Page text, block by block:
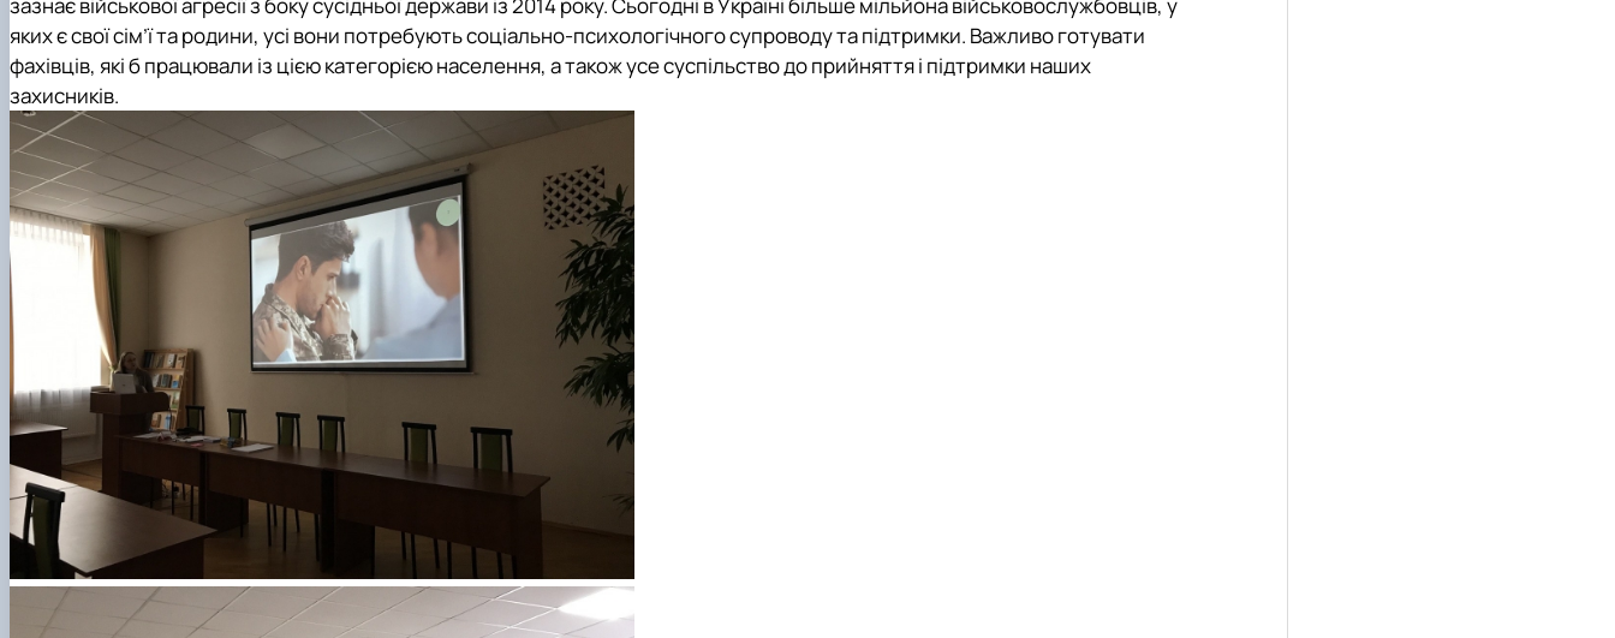
зазнає військової агресії з боку сусідньої держави із 2014 року. Сьогодні в Україні більше мільйона військовослужбовців, у
яких є свої сім’ї та родини, усі вони потребують соціально-психологічного супроводу та підтримки. Важливо готувати
фахівців, які б працювали із цією категорією населення, а також усе суспільство до прийняття і підтримки наших
захисників.